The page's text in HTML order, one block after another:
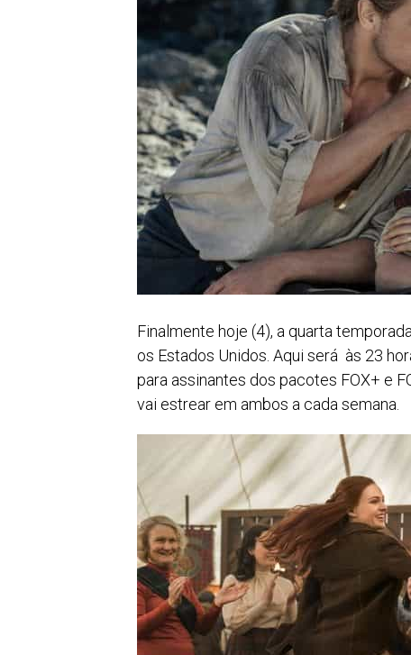
Finalmente hoje (4), a quarta
os Estados Unidos. Aqui será às 23
para assinantes dos pacotes FOX+ e
vai estrear em ambos a cada semana.